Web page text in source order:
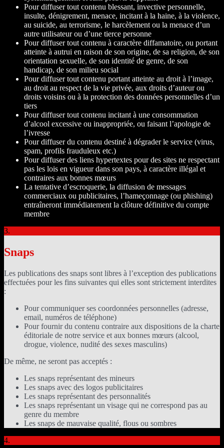
Pour diffuser tout contenu blessant, invective personnelle,
insulte, dénigrement, menace, incitant à la haine, à la violence,
au suicide, au terrorisme, le harcèlement ou la menace d’un
autre utilisateur ou d’une tierce personne
Pour diffuser tout contenu à caractère diffamatoire, ou portant
atteinte à autrui en raison de son origine, de sa religion, de son
orientation sexuelle, de son identité de genre, de son
handicap, de son milieu social
Pour diffuser tout contenu portant atteinte au droit à l’image,
au droit au respect de la vie privée, aux droits d’auteur ou
droits voisins ou à la protection des données personnelles d’un
tiers
Pour diffuser tout contenu incitant à une consommation
d’alcool excessive ou inappropriée, ou faisant l’apologie de
l’ivresse
Pour diffuser du contenu destiné à dégrader le service (virus,
spam, profils frauduleux etc.)
Pour diffuser des liens hypertextes pour des sites ne respectant
pas les lois en vigueur dans son pays, à caractère illégal et
contraires aux bonnes mœurs
La tentative d’escroquerie, la diffusion de messages
commerciaux ou publicitaires, l’hameçonnage (ou phishing)
entraîneront immédiatement la clôture définitive du compte
membre
3.
Snaps
Les publications des snaps sont libres à l’exception des publications
effectuées pour les fins suivantes qui elles sont strictement interdites
:
Pour communiquer ses coordonnées personnelles (adresse,
email, numéros de téléphone)
Pour fournir du contenu contraire aux dispositions de la charte
éditoriale de notre service et aux bonnes mœurs (alcool,
drogue, violence, nudité des sexes masculins)
De même, ne seront pas acceptés :
Les snaps représentant des mineurs
Les snaps avec des logos publicitaires
Les snaps représentant des personnalités
Les snaps représentant un visage qui ne correspond pas au
genre du membre
Les snaps de mauvaise qualité, flous ou sombres
4.